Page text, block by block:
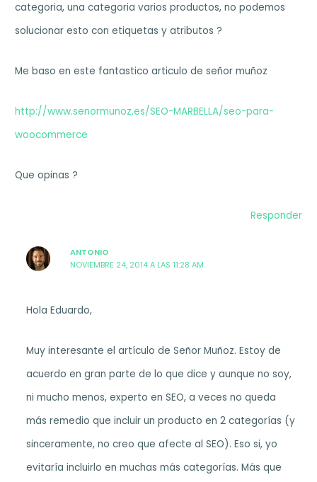
categoria, una categoria varios productos, no podemos
solucionar esto con etiquetas y atributos ?
Me baso en este fantastico articulo de señor muñoz
http://www.senormunoz.es/SEO-MARBELLA/seo-para-
woocommerce
Que opinas ?
Responder
ANTONIO
NOVIEMBRE 24, 2014 A LAS 11:28 AM
Hola Eduardo,
Muy interesante el artículo de Señor Muñoz. Estoy de
acuerdo en gran parte de lo que dice y aunque no soy,
ni mucho menos, experto en SEO, a veces no queda
más remedio que incluir un producto en 2 categorías (y
sinceramente, no creo que afecte al SEO). Eso si, yo
evitaría incluirlo en muchas más categorías. Más que